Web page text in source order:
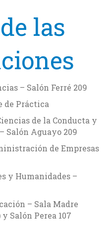
las
– Salón Ferré 209
de Práctica
de la Conducta y
Salón Aguayo 209
de Empresas
y Humanidades –
– Sala Madre
Salón Perea 107